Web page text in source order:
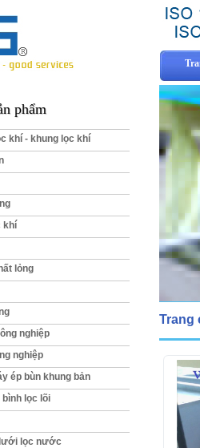
phẩm
khí - khung lọc khí
khí
lỏng
nghiệp
nghiệp
ép bùn khung bản
bình lọc lõi
lọc nước
Trang